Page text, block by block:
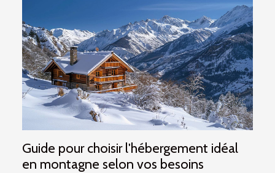
Guide pour choisir l'hébergement idéal
en montagne selon vos besoins